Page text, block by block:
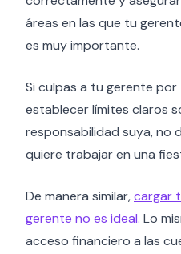
áreas en las que tu
es muy importante.
Si culpas a tu gerente
establecer límites claros
responsabilidad suya, no
quiere trabajar en una
De manera similar,cargar
gerente no es ideal. Lo
acceso financiero a las